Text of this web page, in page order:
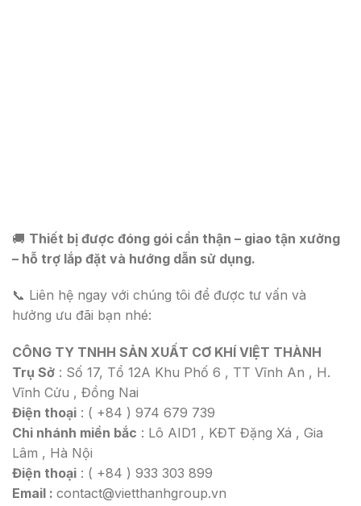
🚚 Thiết bị được đóng gói cẩn thận – giao tận xưởng
– hỗ trợ lắp đặt và hướng dẫn sử dụng.
📞 Liên hệ ngay với chúng tôi để được tư vấn và
hưởng ưu đãi bạn nhé:
CÔNG TY TNHH SẢN XUẤT CƠ KHÍ VIỆT THÀNH
Trụ Sở : Số 17, Tổ 12A Khu Phố 6 , TT Vĩnh An , H.
Vĩnh Cửu , Đồng Nai
Điện thoại : ( +84 ) 974 679 739
Chi nhánh miền bắc : Lô AID1 , KĐT Đặng Xá , Gia
Lâm , Hà Nội
Điện thoại : ( +84 ) 933 303 899
Email : contact@vietthanhgroup.vn